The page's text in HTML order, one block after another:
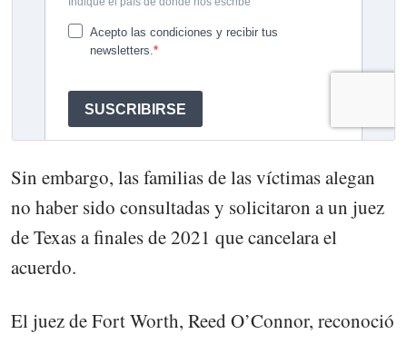
Sin embargo, las familias de las víctimas alegan
no haber sido consultadas y solicitaron a un juez
de Texas a finales de 2021 que cancelara el
acuerdo.
El juez de Fort Worth, Reed O’Connor, reconoció